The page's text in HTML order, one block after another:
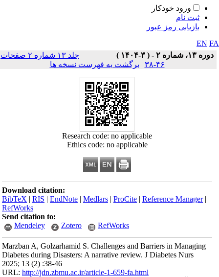
ورود خودکار
ثبت نام
بازیابی رمز عبور
EN
دوره ۱۳، شماره ۲ - ( ۳-۱۴۰۴ )
جلد ۱۳ شماره ۲ صفحات
۴۶-۳۸
| برگشت به فهرست نسخه ها
Research code: no applicable
Ethics code: no applicable
Download citation:
BibTeX |RIS |EndNote |Medlars |ProCite |Reference Manager
RefWorks
Send citation to:
Mendeley
Zotero RefWorks
Marzban A, Golzarhamid S. Challenges and Barriers in Managing
Diabetes during Disasters: A narrative review. J Diabetes Nurs
2025; 13 (2) :38-46
URL:http://jdn.zbmu.ac.ir/article-1-659-fa.html